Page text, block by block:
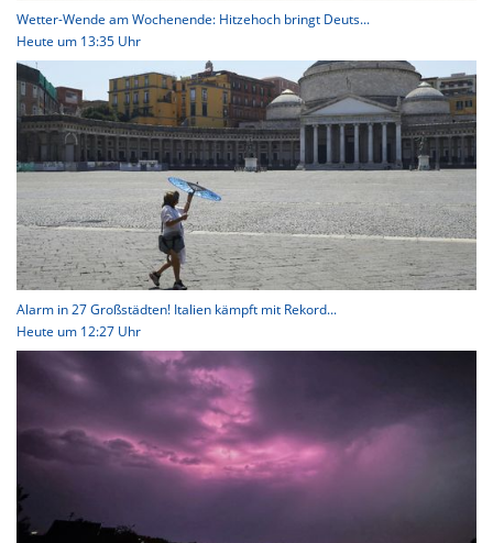
Wetter-Wende am Wochenende: Hitzehoch bringt Deuts...
Heute um 13:35 Uhr
Alarm in 27 Großstädten! Italien kämpft mit Rekord...
Heute um 12:27 Uhr